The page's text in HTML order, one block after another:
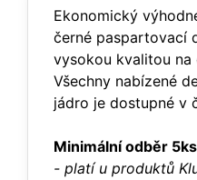
Ekonomický
černé paspartovací
vysokou kvalitou na
Všechny nabízené
jádro je dostupné v
Minimální odběr 5ks
- platí u produktů